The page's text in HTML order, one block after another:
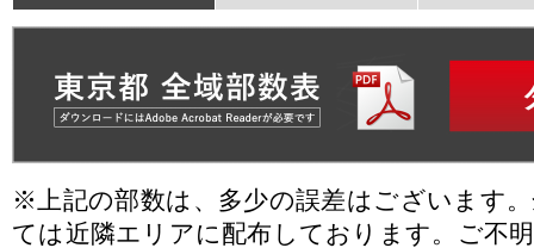
※上記の部数は、多少の誤差はございます
ては近隣エリアに配布しております。ご不